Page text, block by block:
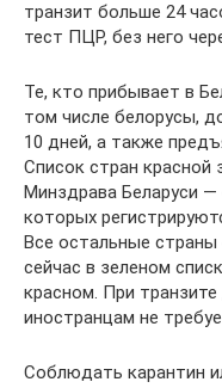
транзит больше 24
тест ПЦР, без него
Те, кто прибывает в
том числе белорусы,
10 дней, а также
Список стран красной
Минздрава Беларуси —
которых
Все остальные страны
сейчас в зеленом
красном. При
иностранцам не
Соблюдать карантин